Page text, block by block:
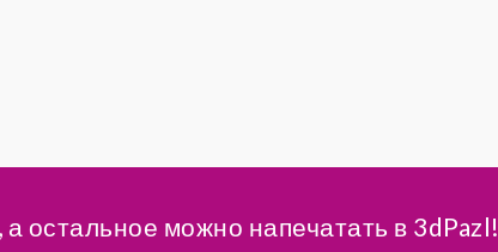
а остальное можно напечатать в 3dPazl!